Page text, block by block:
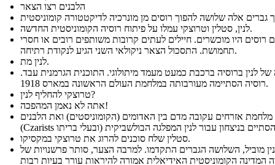
הלבנים רצו הצאר
לנין, סטלין וטרוצקי עמלו על פיתוח רוסיה הקומוניסטית החדשה.
רוסים היו מוכשרים. חיילים לעתים קרובות משותפים רובים או חסרי
תחמושת. התסכול הצאר ניקולאי השני הגיע לנקודת רתיחה.
לנין מת.
לנין ברוסיה ברכבת כמעט מעמד מיתולוגי. התוכנית הגרמנית עבד.
רוסיה הסתיימה מעורבותה במלחמת העולם הראשונה במארס 1918.
טרוצקי להחליף לנין?
אתה לא נאמן המהפכה!
מלחמת אזרחים עקובה מדם בין האדומים (הקומוניסטים) ואת הלבנים
סטלין שלח סוכנים להרוג את טרוצקי במקסיקו.
מוביל, השלושה הגברים התקדמו. למרבה הצער, סותר פרשנויות של